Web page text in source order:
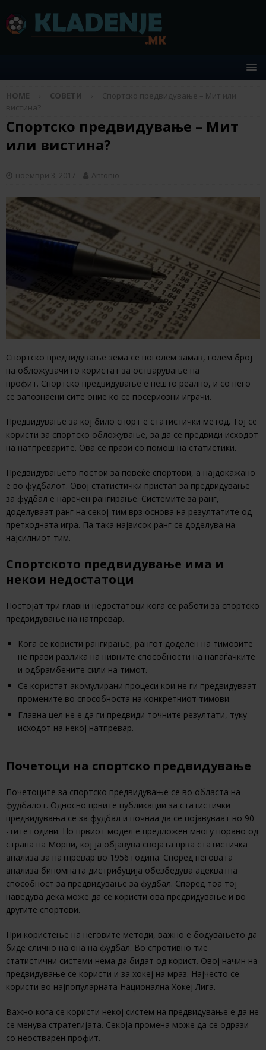
HOME СОВЕТИ
Спортско предвидување – Мит или
вистина?
Спортско предвидување – Мит
или вистина?
ноември 3, 2017 Antonio
Спортско предвидување зема се поголем замав, голем број
на обложувачи го користат за остварување на
профит. Спортско предвидување е нешто реално, и со него
се запознаени сите оние ко се посериозни играчи.
Предвидување за кој било спорт е статистички метод. Тој се
користи за спортско обложување, за да се предвиди исходот
на натпреварите. Ова се прави со помош на статистики.
Предвидувањето постои за повеќе спортови, а најдокажано
е во фудбалот. Овој статистички пристап за предвидување
за фудбал е наречен рангирање. Системите за ранг,
доделуваат ранг на секој тим врз основа на резултатите од
претходната игра. Па така највисок ранг се доделува на
најсилниот тим.
Спортското предвидување има и
некои недостатоци
Постојат три главни недостатоци кога се работи за спортско
предвидување на натпревар.
Кога се користи рангирање, рангот доделен на тимовите
не прави разлика на нивните способности на напаѓачките
и одбрамбените сили на тимот.
Се користат акомулирани процеси кои не ги предвидуваат
промените во способноста на конкретниот тимови.
Главна цел не е да ги предвиди точните резултати, туку
исходот на некој натпревар.
Почетоци на спортско предвидување
Почетоците за спортско предвидување се во областа на
фудбалот. Односно првите публикации за статистички
предвидувања се за фудбал и почнаа да се појавуваат во 90
-тите години. Но првиот модел е предложен многу порано од
страна на Морни, кој ја објавува својата прва статистичка
анализа за натпревар во 1956 година. Според неговата
анализа биномната дистрибуција обезбедува адекватна
способност за предвидување за фудбал. Според тоа тој
наведува дека може да се користи ова предвидување и во
другите спортови.
При користење на неговите методи, важно е бодувањето да
биде слично на она на фудбал. Во спротивно тие
статистични системи нема да бидат од корист. Овој начин на
предвидување се користи и за хокеј на мраз. Најчесто се
користи во најпопуларната Национална Хокеј Лига.
Важно кога се користи некој систем на предвидување е да не
се менува стратегијата. Секоја промена може да се одрази
со неостварен профит.